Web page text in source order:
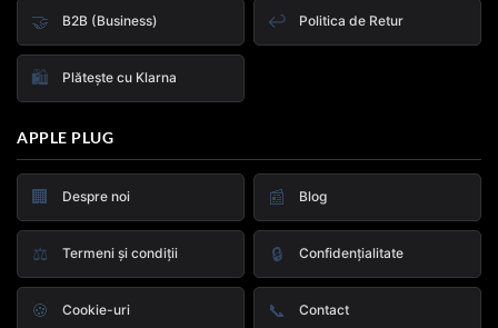
🤝 B2B (Business) ↩️ Politica de Retur
🛍️ Plătește cu Klarna
APPLE PLUG
🏢 Despre noi 📰 Blog
⚖️ Termeni și condiții 🔒 Confidențialitate
🍪 Cookie-uri 📞 Contact